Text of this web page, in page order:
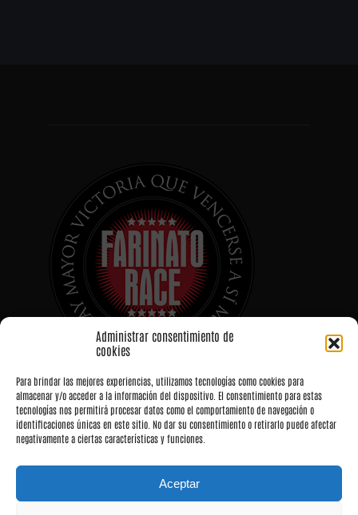
Administrar consentimiento de
cookies
Para brindar las mejores experiencias, utilizamos tecnologías como cookies para
almacenar y/o acceder a la información del dispositivo. El consentimiento para estas
tecnologías nos permitirá procesar datos como el comportamiento de navegación o
identificaciones únicas en este sitio. No dar su consentimiento o retirarlo puede afectar
negativamente a ciertas características y funciones.
Aceptar